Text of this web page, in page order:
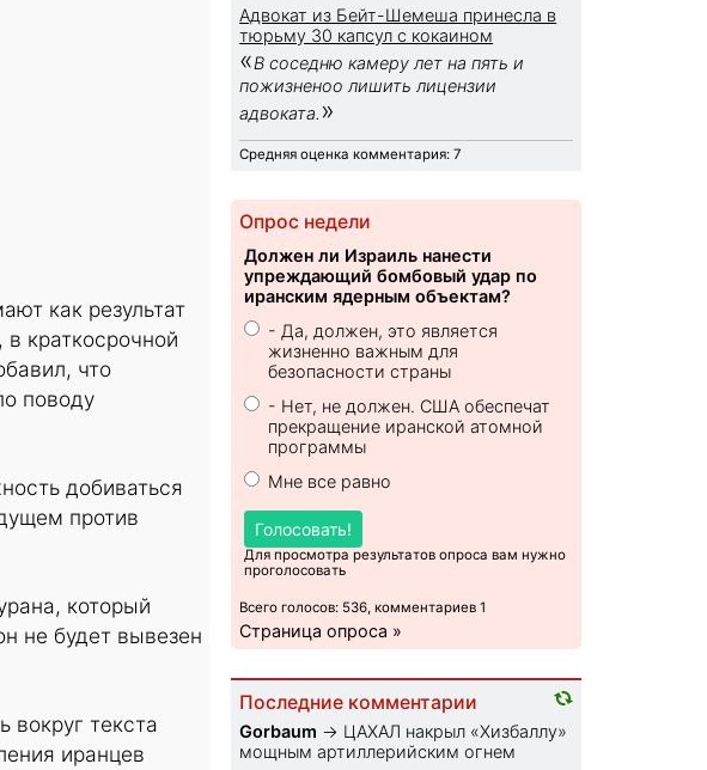
как результат
краткосрочной
что
поводу
добиваться
против
который
не будет вывезен
текста
иранцев
Адвокат из Бейт-Шемеша принесла в
тюрьму 30 капсул с кокаином
«В соседню камеру лет на пять и
пожизненоо лишить лицензии
адвоката. »
Средняя оценка комментария: 7
Опрос недели
Должен ли Израиль нанести
упреждающий бомбовый удар по
иранским ядерным объектам?
- Да, должен, это является
жизненно важным для
безопасности страны
- Нет, не должен. США обеспечат
прекращение иранской атомной
программы
Мне все равно
Голосовать!
Для просмотра результатов опроса вам нужно
проголосовать
Всего голосов: 536, комментариев 1
Страница опроса »
Последние комментарии
Gorbaum → ЦАХАЛ накрыл «Хизбаллу»
мощным артиллерийским огнем